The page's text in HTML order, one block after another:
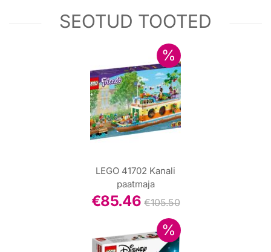
SEOTUD TOOTED
LEGO 41702 Kanali
paatmaja
€85.46 €105.50